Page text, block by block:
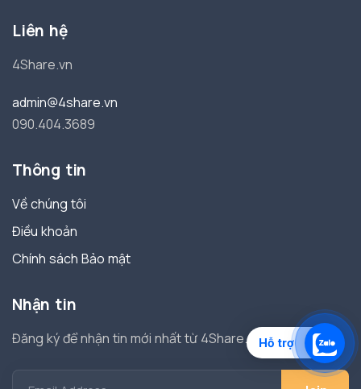
Liên hệ
4Share.vn
admin@4share.vn
090.404.3689
Thông tin
Về chúng tôi
Điều khoản
Chính sách Bảo mật
Nhận tin
Đăng ký để nhận tin mới nhất từ 4Share. Hỗ trợ